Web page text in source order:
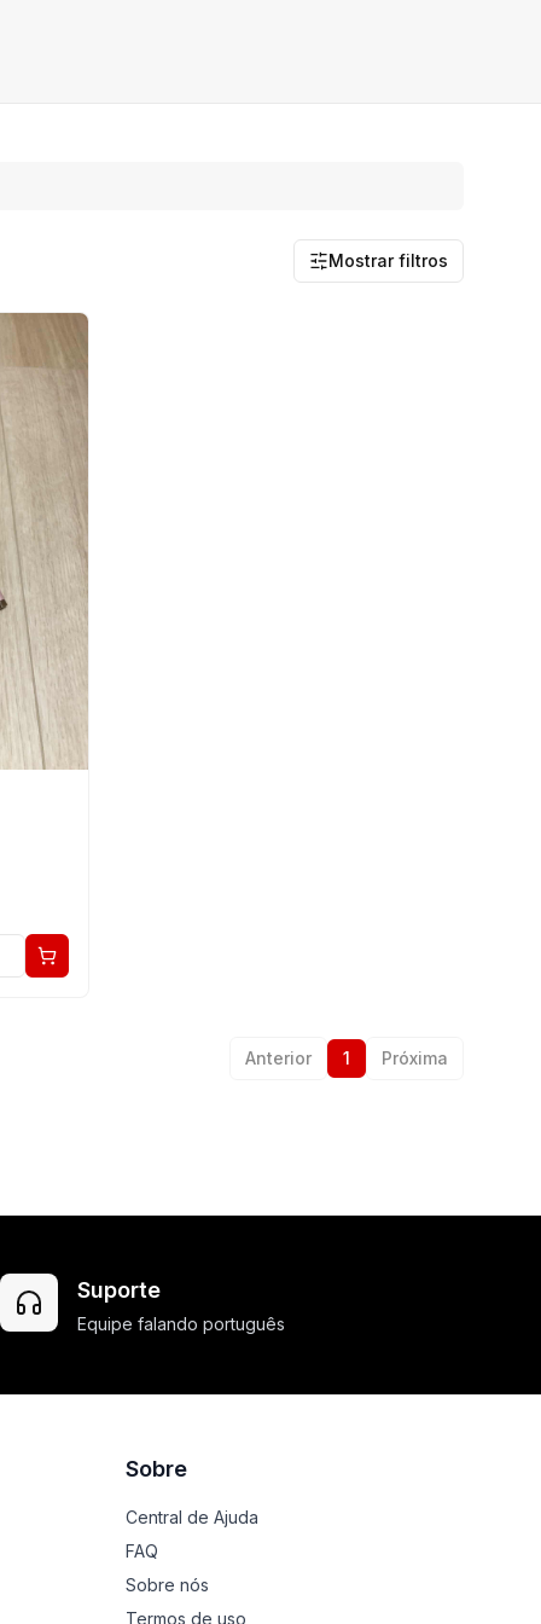
Mostrar filtros
Anterior 1 Próxima
Suporte
Equipe falando português
Sobre
Central de Ajuda
FAQ
Sobre nós
Termos de uso